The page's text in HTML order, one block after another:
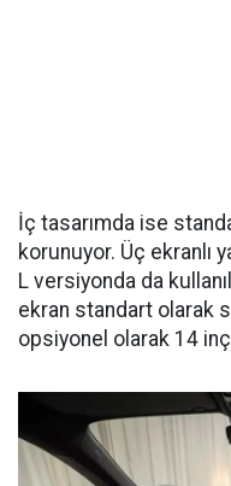
İç tasarımda ise
korunuyor. Üç ekranlı
L versiyonda da
ekran standart olarak
opsiyonel olarak 14